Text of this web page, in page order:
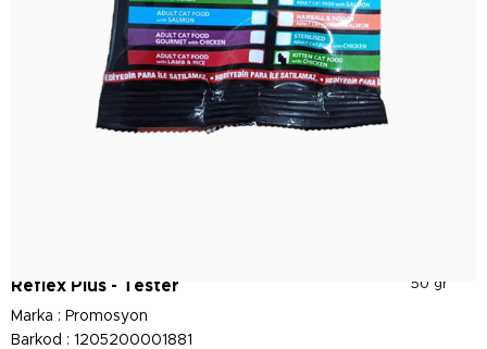
50 gr
Reflex Plus - Tester
Marka : Promosyon
Barkod : 1205200001881